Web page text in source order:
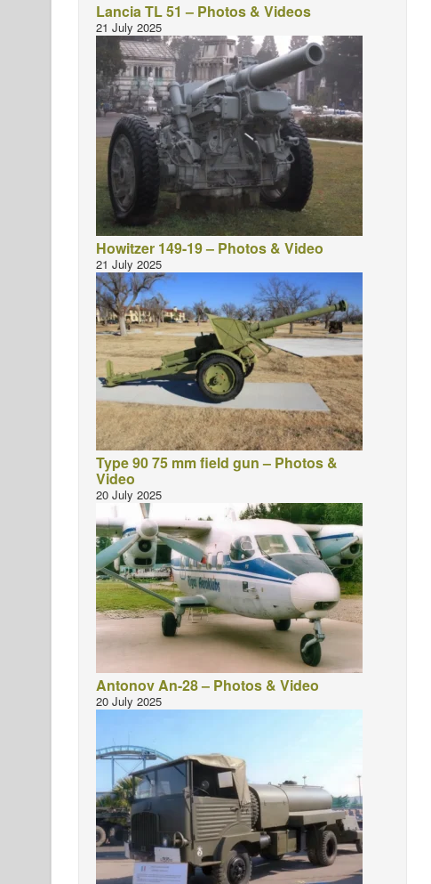
Lancia TL 51 – Photos & Videos
21 July 2025
Howitzer 149-19 – Photos & Video
21 July 2025
Type 90 75 mm field gun – Photos &
Video
20 July 2025
Antonov An-28 – Photos & Video
20 July 2025